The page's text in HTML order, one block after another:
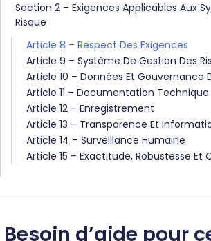
Section 2 – Exigences Applicables Aux
Risque
Article 8 – Respect Des Exigences
Article 9 – Système De Gestion Des
Article 10 – Données Et Gouvernance
Article 11 – Documentation Technique
Article 12 – Enregistrement
Article 13 – Transparence Et
Article 14 – Surveillance Humaine
Article 15 – Exactitude, Robustesse Et
Besoin d’aide pour